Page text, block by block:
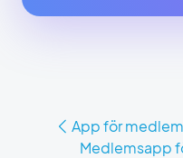
App för
Medlemsapp